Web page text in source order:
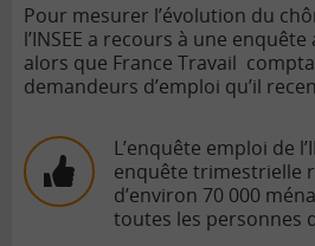
Pour mesurer l’évolution du
l’INSEE a recours à une
alors que France Travail
demandeurs d’emploi qu’il
L’enquête emploi de
enquête trimestrielle
d’environ 70 000
toutes les personnes